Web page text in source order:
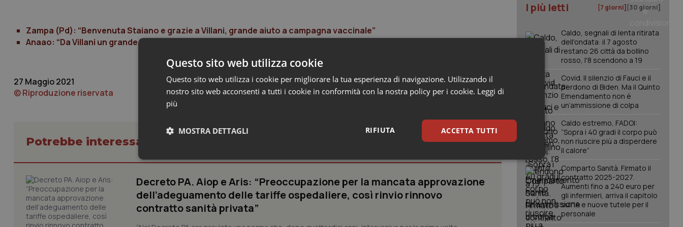
Zampa (Pd): “Benvenuta Staiano e grazie a Villani, grande aiuto a campagna vaccinale”
Anaao: “Da Villani un grande lavoro. Auguri a Staiano”
27 Maggio 2021
© Riproduzione riservata
Potrebbe interessarti in Lavoro e Professioni
Decreto PA. Aiop e Aris: “Preoccupazione per la mancata approvazione
dell’adeguamento delle tariffe ospedaliere, così rinvio rinnovo
contratto sanità privata”
I più letti [7 giorni] [30 giorni]
Caldo, segnali di lenta ritirata
dell'ondata: il 7 agosto
restano 26 città da bollino
rosso, l'8 scendono a 19
Covid. Il silenzio di Fauci e il
perdono di Biden. Ma il Quinto
Emendamento non è
un’ammissione di colpa
Caldo estremo, FADOI:
“Sopra i 40 gradi il corpo può
non riuscire più a disperdere
il calore”
Comparto Sanità. Firmato il
contratto 2025-2027.
Aumenti fino a 240 euro per
gli infermieri, arriva il capitolo
sull'IA e nuove tutele per il
personale
Questo sito web utilizza cookie
Questo sito web utilizza i cookie per migliorare la tua esperienza di navigazione. Utilizzando il
nostro sito web acconsenti a tutti i cookie in conformità con la nostra policy per i cookie. Leggi di
più
ACCETTA TUTTI
RIFIUTA
MOSTRA DETTAGLI
Necessari Statistici Marketing